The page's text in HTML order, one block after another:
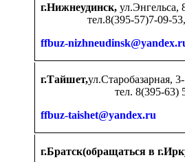
г.Нижнеудинск,
тел.8(395-57)7-09-53,
ffbuz-
г.Тайшет,
тел. 8(395-63) 5-
ffbuz-taishet@yandex.ru
г.Братск(обращаться в